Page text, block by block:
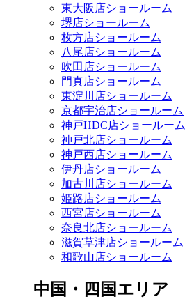
東大阪店ショールーム
堺店ショールーム
枚方店ショールーム
八尾店ショールーム
吹田店ショールーム
門真店ショールーム
東淀川店ショールーム
京都宇治店ショールーム
神戸HDC店ショールーム
神戸北店ショールーム
神戸西店ショールーム
伊丹店ショールーム
加古川店ショールーム
姫路店ショールーム
西宮店ショールーム
奈良北店ショールーム
滋賀草津店ショールーム
和歌山店ショールーム
中国・四国エリア